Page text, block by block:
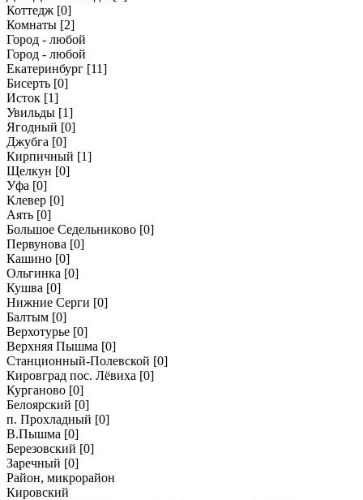
Коттедж [0]
Комнаты [2]
Город - любой
Город - любой
Екатеринбург [11]
Бисерть [0]
Исток [1]
Увильды [1]
Ягодный [0]
Джубга [0]
Кирпичный [1]
Щелкун [0]
Уфа [0]
Клевер [0]
Аять [0]
Большое Седельниково [0]
Первунова [0]
Кашино [0]
Ольгинка [0]
Кушва [0]
Нижние Серги [0]
Балтым [0]
Верхотурье [0]
Верхняя Пышма [0]
Станционный-Полевской [0]
Кировград пос. Лёвиха [0]
Курганово [0]
Белоярский [0]
п. Прохладный [0]
В.Пышма [0]
Березовский [0]
Заречный [0]
Район, микрорайон
Кировский